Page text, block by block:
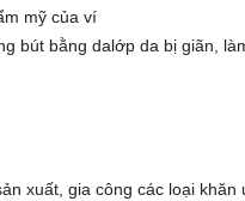
mỹ của ví
bút bằng dalớp da bị giãn,
xuất, gia công các loại khăn